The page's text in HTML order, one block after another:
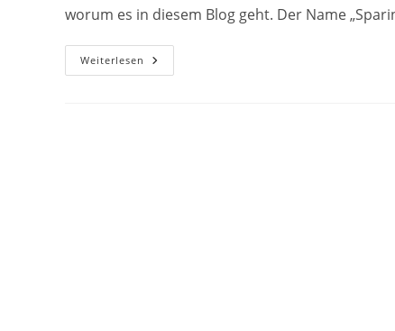
worum es in diesem Blog geht. Der Name
Weiterlesen Über
Sparinvestor